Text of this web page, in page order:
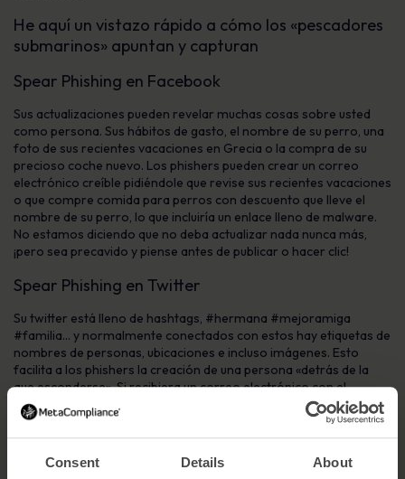
Consent Details About
He aquí un vistazo rápido a cómo los «pescadores
submarinos» apuntan y capturan
Spear Phishing en Facebook
Sus actualizaciones pueden revelar muchas cosas sobre usted
como persona. Sus hábitos de gasto, el nombre de su perro, una
foto de sus recientes vacaciones en Grecia o la compra de su
precioso coche nuevo. Los phishers pueden crear un correo
electrónico creíble pidiéndole que revise sus recientes vacaciones
o que compre comida para perros con descuento que lleve el
nombre de su perro, lo que incluiría un enlace lleno de malware.
No estamos diciendo que no deba actualizar nada nunca más,
¡pero sea precavido y piense antes de publicar o hacer clic!
Spear Phishing en Twitter
Su twitter está lleno de hashtags, #hermana #mejoramiga
#familia… y normalmente conectados con estos hay etiquetas de
nombres de personas, ubicaciones e incluso imágenes. Esto
facilita a los phishers la creación de una persona «detrás de la
que esconderse». Si recibiera un correo electrónico con el
nombre de su hermana, automáticamente pensaría que está bien
y nunca pensaría que se trata de un correo de phishing pero, por
desgracia, a veces lo son.
Spear Phishing en LinkedIn